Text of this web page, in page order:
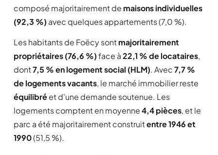
composé majoritairement de maisons individuelles
(92,3 %) avec quelques appartements (7,0 %).
Les habitants de Foëcy sontmajoritairement
propriétaires (76,6 %)face à22,1 % de locataires,
dont7,5 % en logement social (HLM). Avec7,7 %
de logements vacants, le marché immobilier reste
équilibréet d'une demande soutenue. Les
logements comptent en moyenne4,4 pièces, et le
parc a été majoritairement construitentre 1946 et
1990(51,5 %).